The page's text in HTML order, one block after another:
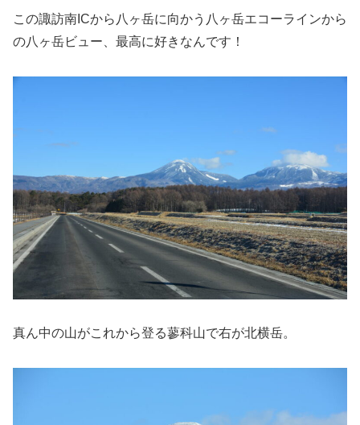
この諏訪南ICから八ヶ岳に向かう八ヶ岳エコーラインから
の八ヶ岳ビュー、最高に好きなんです！
真ん中の山がこれから登る蓼科山で右が北横岳。